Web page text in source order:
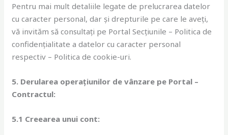
Pentru mai mult detaliile legate de prelucrarea datelor
cu caracter personal, dar și drepturile pe care le aveți,
vă invităm să consultați pe Portal Secțiunile – Politica de
confidențialitate a datelor cu caracter personal
respectiv – Politica de cookie-uri.
5. Derularea operațiunilor de vânzare pe Portal –
Contractul:
5.1 Creearea unui cont: